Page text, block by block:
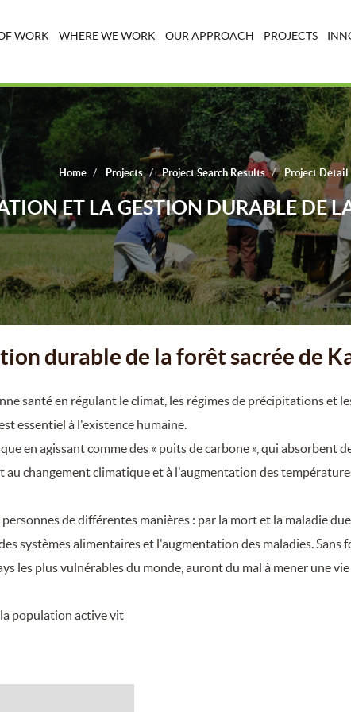
WORK WHERE WE WORK OUR APPROACH PROJECTS
Home Projects Project Search Results Project Detail
ET LA GESTION DURABLE DE
durable de la forêt sacrée de
santé en régulant le climat, les régimes de précipitations et
essentiel à l'existence humaine.
en agissant comme des « puits de carbone », qui absorbent
changement climatique et à l'augmentation des
de différentes manières : par la mort et la maladie
systèmes alimentaires et l'augmentation des maladies. Sans
les plus vulnérables du monde, auront du mal à mener une
population active vit